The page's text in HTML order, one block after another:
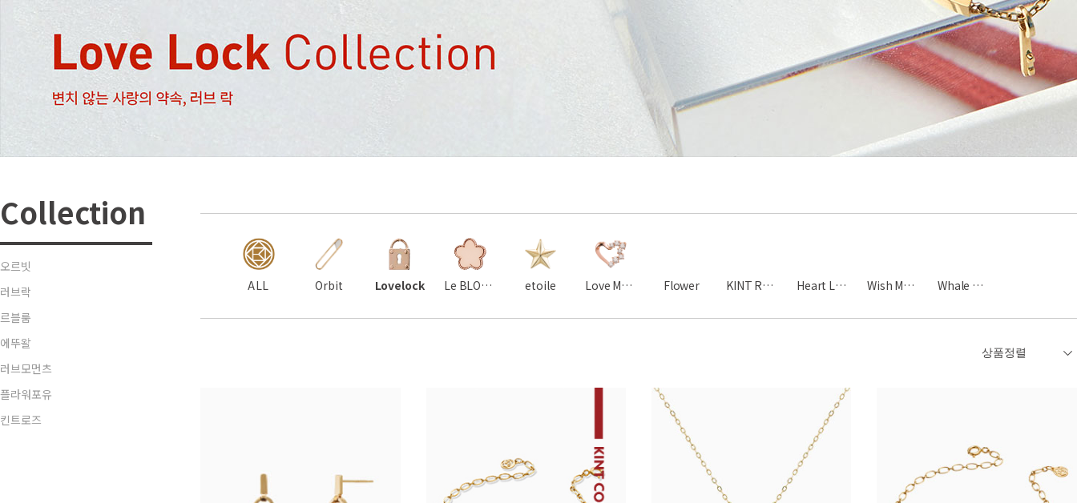
Collection
오르빗
러브락
르블룸
에뚜왈
러브모먼츠
플라워포유
킨트로즈
ALL Orbit Lovelock Le BLOOM etoile Love Moments Flower KINT Rose Heart Love Wish Moon Whale Tale